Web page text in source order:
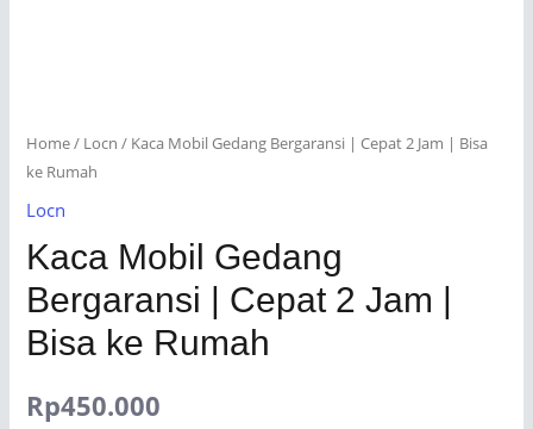
Home/ Locn / Kaca Mobil Gedang Bergaransi | Cepat 2 Jam | Bisa
ke Rumah
Locn
Kaca Mobil Gedang
Bergaransi | Cepat 2 Jam |
Bisa ke Rumah
Rp450.000